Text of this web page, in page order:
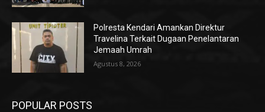
Polresta Kendari Amankan Direktur
Travelina Terkait Dugaan Penelantaran
Jemaah Umrah
Agustus 8, 2026
POPULAR POSTS